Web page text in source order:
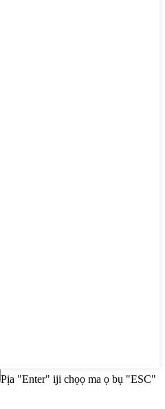
Pịa "Enter" iji chọọ ma ọ bụ "ESC"